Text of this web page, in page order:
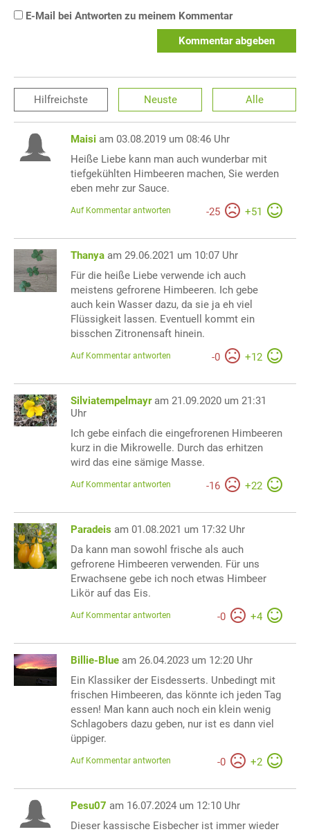
E-Mail bei Antworten zu meinem Kommentar
Kommentar abgeben
Hilfreichste Neuste Alle
Maisi am 03.08.2019 um 08:46 Uhr
Heiße Liebe kann man auch wunderbar mit
tiefgekühlten Himbeeren machen, Sie werden
eben mehr zur Sauce.
-25 +51
Auf Kommentar antworten
Thanya am 29.06.2021 um 10:07 Uhr
Für die heiße Liebe verwende ich auch
meistens gefrorene Himbeeren. Ich gebe
auch kein Wasser dazu, da sie ja eh viel
Flüssigkeit lassen. Eventuell kommt ein
bisschen Zitronensaft hinein.
-0 +12
Auf Kommentar antworten
Silviatempelmayr am 21.09.2020 um 21:31
Uhr
Ich gebe einfach die eingefrorenen Himbeeren
kurz in die Mikrowelle. Durch das erhitzen
wird das eine sämige Masse.
-16 +22
Auf Kommentar antworten
Paradeis am 01.08.2021 um 17:32 Uhr
Da kann man sowohl frische als auch
gefrorene Himbeeren verwenden. Für uns
Erwachsene gebe ich noch etwas Himbeer
Likör auf das Eis.
-0 +4
Auf Kommentar antworten
Billie-Blue am 26.04.2023 um 12:20 Uhr
Ein Klassiker der Eisdesserts. Unbedingt mit
frischen Himbeeren, das könnte ich jeden Tag
essen! Man kann auch noch ein klein wenig
Schlagobers dazu geben, nur ist es dann viel
üppiger.
-0 +2
Auf Kommentar antworten
Pesu07 am 16.07.2024 um 12:10 Uhr
Dieser kassische Eisbecher ist immer wieder